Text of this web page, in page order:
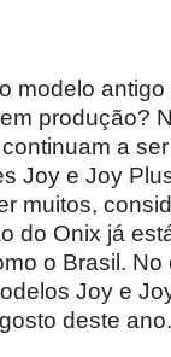
modelo
produção?
a
Joy e Joy
muitos,
do Onix já
o Brasil. No
Joy e
deste ano.